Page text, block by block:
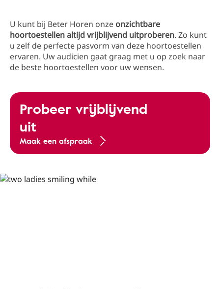
U kunt bij Beter Horen onze onzichtbare
hoortoestellen altijd vrijblijvend uitproberen. Zo kunt
u zelf de perfecte pasvorm van deze hoortoestellen
ervaren. Uw audicien gaat graag met u op zoek naar
de beste hoortoestellen voor uw wensen.
Probeer vrijblijvend
uit
Maak een afspraak